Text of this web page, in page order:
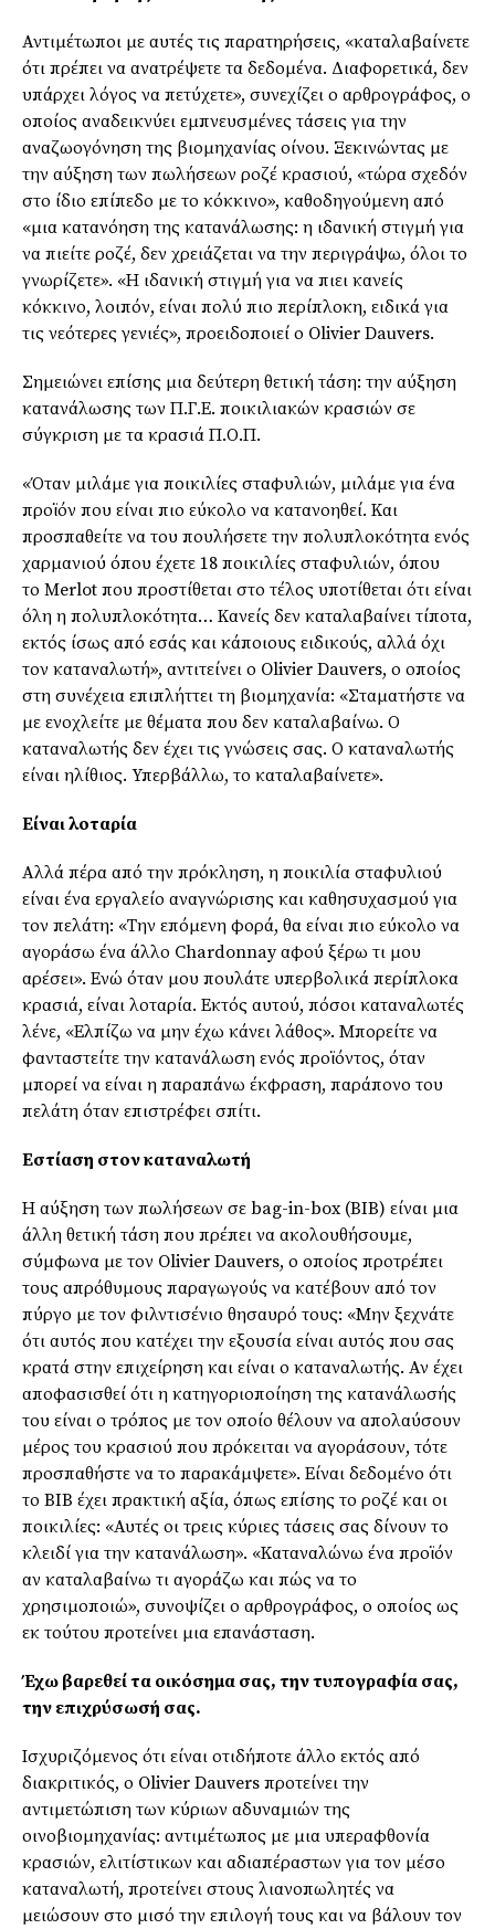
Αντιμέτωποι με αυτές τις παρατηρήσεις, «καταλαβαίνετε
ότι πρέπει να ανατρέψετε τα δεδομένα. Διαφορετικά, δεν
υπάρχει λόγος να πετύχετε», συνεχίζει ο αρθρογράφος, ο
οποίος αναδεικνύει εμπνευσμένες τάσεις για την
αναζωογόνηση της βιομηχανίας οίνου. Ξεκινώντας με
την αύξηση των πωλήσεων ροζέ κρασιού, «τώρα σχεδόν
στο ίδιο επίπεδο με το κόκκινο», καθοδηγούμενη από
«μια κατανόηση της κατανάλωσης: η ιδανική στιγμή για
να πιείτε ροζέ, δεν χρειάζεται να την περιγράψω, όλοι το
γνωρίζετε». «Η ιδανική στιγμή για να πιει κανείς
κόκκινο, λοιπόν, είναι πολύ πιο περίπλοκη, ειδικά για
τις νεότερες γενιές», προειδοποιεί ο Olivier Dauvers.
Σημειώνει επίσης μια δεύτερη θετική τάση: την αύξηση
κατανάλωσης των Π.Γ.Ε. ποικιλιακών κρασιών σε
σύγκριση με τα κρασιά Π.Ο.Π.
«Όταν μιλάμε για ποικιλίες σταφυλιών, μιλάμε για ένα
προϊόν που είναι πιο εύκολο να κατανοηθεί. Και
προσπαθείτε να του πουλήσετε την πολυπλοκότητα ενός
χαρμανιού όπου έχετε 18 ποικιλίες σταφυλιών, όπου
το Merlot που προστίθεται στο τέλος υποτίθεται ότι είναι
όλη η πολυπλοκότητα… Κανείς δεν καταλαβαίνει τίποτα,
εκτός ίσως από εσάς και κάποιους ειδικούς, αλλά όχι
τον καταναλωτή», αντιτείνει ο Olivier Dauvers, ο οποίος
στη συνέχεια επιπλήττει τη βιομηχανία: «Σταματήστε να
με ενοχλείτε με θέματα που δεν καταλαβαίνω. Ο
καταναλωτής δεν έχει τις γνώσεις σας. Ο καταναλωτής
είναι ηλίθιος. Υπερβάλλω, το καταλαβαίνετε».
Είναι λοταρία
Αλλά πέρα ​​από την πρόκληση, η ποικιλία σταφυλιού
είναι ένα εργαλείο αναγνώρισης και καθησυχασμού για
τον πελάτη: «Την επόμενη φορά, θα είναι πιο εύκολο να
αγοράσω ένα άλλο Chardonnay αφού ξέρω τι μου
αρέσει». Ενώ όταν μου πουλάτε υπερβολικά περίπλοκα
κρασιά, είναι λοταρία. Εκτός αυτού, πόσοι καταναλωτές
λένε, «Ελπίζω να μην έχω κάνει λάθος». Μπορείτε να
φανταστείτε την κατανάλωση ενός προϊόντος, όταν
μπορεί να είναι η παραπάνω έκφραση, παράπονο του
πελάτη όταν επιστρέφει σπίτι.
Εστίαση στον καταναλωτή
Η αύξηση των πωλήσεων σε bag-in-box (BIB) είναι μια
άλλη θετική τάση που πρέπει να ακολουθήσουμε,
σύμφωνα με τον Olivier Dauvers, ο οποίος προτρέπει
τους απρόθυμους παραγωγούς να κατέβουν από τον
πύργο με τον φιλντισένιο θησαυρό τους: «Μην ξεχνάτε
ότι αυτός που κατέχει την εξουσία είναι αυτός που σας
κρατά στην επιχείρηση και είναι ο καταναλωτής. Αν έχει
αποφασισθεί ότι η κατηγοριοποίηση της κατανάλωσής
του είναι ο τρόπος με τον οποίο θέλουν να απολαύσουν
μέρος του κρασιού που πρόκειται να αγοράσουν, τότε
προσπαθήστε να το παρακάμψετε». Είναι δεδομένο ότι
το BIB έχει πρακτική αξία, όπως επίσης το ροζέ και οι
ποικιλίες: «Αυτές οι τρεις κύριες τάσεις σας δίνουν το
κλειδί για την κατανάλωση». «Καταναλώνω ένα προϊόν
αν καταλαβαίνω τι αγοράζω και πώς να το
χρησιμοποιώ», συνοψίζει ο αρθρογράφος, ο οποίος ως
εκ τούτου προτείνει μια επανάσταση.
Έχω βαρεθεί τα οικόσημα σας, την τυπογραφία σας,
την επιχρύσωσή σας.
Ισχυριζόμενος ότι είναι οτιδήποτε άλλο εκτός από
διακριτικός, ο Olivier Dauvers προτείνει την
αντιμετώπιση των κύριων αδυναμιών της
οινοβιομηχανίας: αντιμέτωπος με μια υπεραφθονία
κρασιών, ελιτίστικων και αδιαπέραστων για τον μέσο
καταναλωτή, προτείνει στους λιανοπωλητές να
μειώσουν στο μισό την επιλογή τους και να βάλουν τον